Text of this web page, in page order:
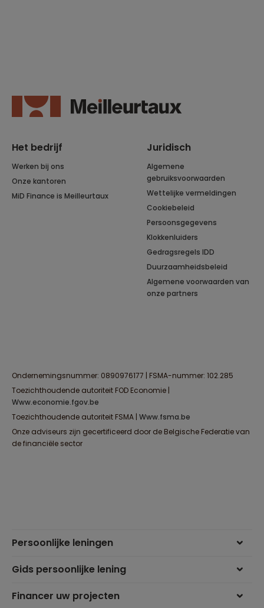
Het bedrijf
Werken bij ons
Onze kantoren
MiD Finance is Meilleurtaux
Juridisch
Algemene
gebruiksvoorwaarden
Wettelijke vermeldingen
Cookiebeleid
Persoonsgegevens
Klokkenluiders
Gedragsregels IDD
Duurzaamheidsbeleid
Algemene voorwaarden van
onze partners
Ondernemingsnummer: 0890976177 | FSMA-nummer: 102.285
Toezichthoudende autoriteit FOD Economie |
www.economie.fgov.be
Toezichthoudende autoriteit FSMA |
www.fsma.be
Onze adviseurs zijn gecertificeerd door de Belgische Federatie van
de financiële sector
Persoonlijke leningen
Gids persoonlijke lening
Financer uw projecten